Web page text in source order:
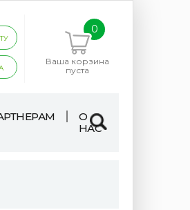
0
Ваша корзина
пуста
О
НАС